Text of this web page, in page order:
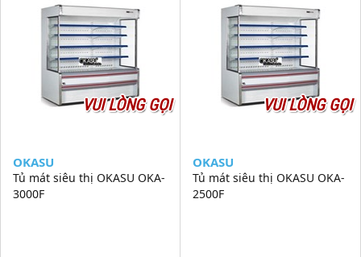
VUI LÒNG GỌI
OKASU
Tủ mát siêu thị OKASU OKA-
3000F
VUI LÒNG GỌI
OKASU
Tủ mát siêu thị OKASU OKA-
2500F